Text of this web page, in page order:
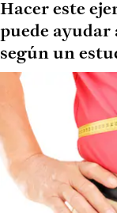
Hacer este
puede
según un